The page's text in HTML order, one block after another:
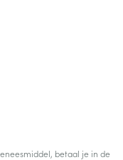
betaal je in de